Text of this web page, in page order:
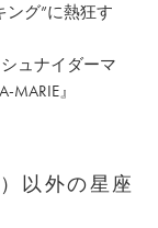
ング”に熱狂す
ュナイダーマ
MARIE』
以外の星座